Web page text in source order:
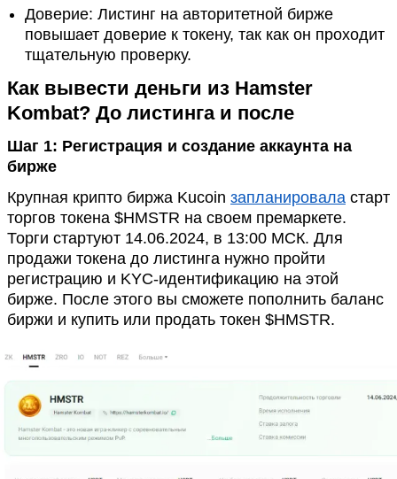
Доверие: Листинг на авторитетной бирже
повышает доверие к токену, так как он проходит
тщательную проверку.
Как вывести деньги из Hamster
Kombat? До листинга и после
Шаг 1: Регистрация и создание аккаунта на
бирже
Крупная крипто биржа Kucoin запланировала старт
торгов токена $HMSTR на своем премаркете.
Торги стартуют 14.06.2024, в 13:00 МСК. Для
продажи токена до листинга нужно пройти
регистрацию и KYC-идентификацию на этой
бирже. После этого вы сможете пополнить баланс
биржи и купить или продать токен $HMSTR.